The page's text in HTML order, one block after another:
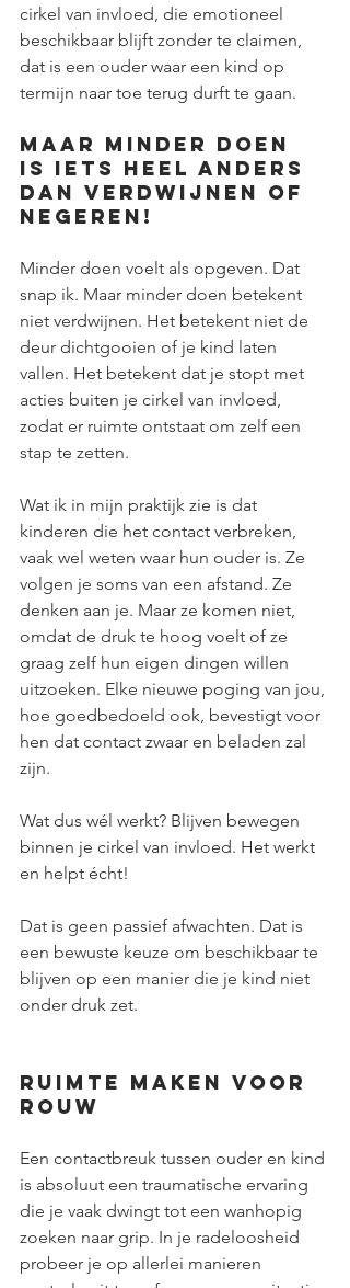
cirkel van invloed, die emotioneel
beschikbaar blijft zonder te claimen,
dat is een ouder waar een kind op
termijn naar toe terug durft te gaan.
Maar minder doen
is iets heel anders
dan verdwijnen of
negeren!
Minder doen voelt als opgeven. Dat
snap ik. Maar minder doen betekent
niet verdwijnen. Het betekent niet de
deur dichtgooien of je kind laten
vallen. Het betekent dat je stopt met
acties buiten je cirkel van invloed,
zodat er ruimte ontstaat om zelf een
stap te zetten.
Wat ik in mijn praktijk zie is dat
kinderen die het contact verbreken,
vaak wel weten waar hun ouder is. Ze
volgen je soms van een afstand. Ze
denken aan je. Maar ze komen niet,
omdat de druk te hoog voelt of ze
graag zelf hun eigen dingen willen
uitzoeken. Elke nieuwe poging van jou,
hoe goedbedoeld ook, bevestigt voor
hen dat contact zwaar en beladen zal
zijn.
Wat dus wél werkt? Blijven bewegen
binnen je cirkel van invloed. Het werkt
en helpt écht!
Dat is geen passief afwachten. Dat is
een bewuste keuze om beschikbaar te
blijven op een manier die je kind niet
onder druk zet.
Ruimte maken voor
rouw
Een contactbreuk tussen ouder en kind
is absoluut een traumatische ervaring
die je vaak dwingt tot een wanhopig
zoeken naar grip. In je radeloosheid
probeer je op allerlei manieren